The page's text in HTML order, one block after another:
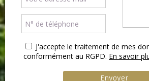
J'accepte le traitement de mes
conformément au RGPD. En savoir